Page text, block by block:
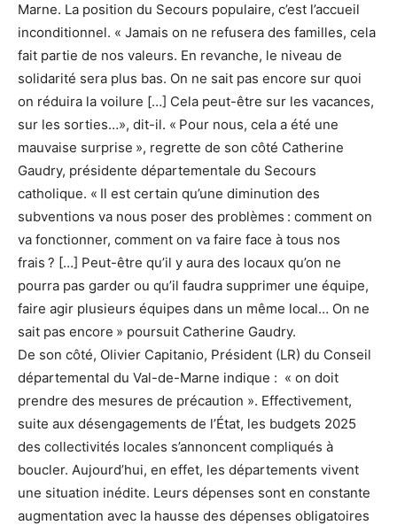
Marne. La position du Secours populaire, c’est l’accueil
inconditionnel. « Jamais on ne refusera des familles, cela
fait partie de nos valeurs. En revanche, le niveau de
solidarité sera plus bas. On ne sait pas encore sur quoi
on réduira la voilure […] Cela peut-être sur les vacances,
sur les sorties…», dit-il. « Pour nous, cela a été une
mauvaise surprise », regrette de son côté Catherine
Gaudry, présidente départementale du Secours
catholique. « Il est certain qu’une diminution des
subventions va nous poser des problèmes : comment on
va fonctionner, comment on va faire face à tous nos
frais ? […] Peut-être qu’il y aura des locaux qu’on ne
pourra pas garder ou qu’il faudra supprimer une équipe,
faire agir plusieurs équipes dans un même local… On ne
sait pas encore » poursuit Catherine Gaudry.
De son côté, Olivier Capitanio, Président (LR) du Conseil
départemental du Val-de-Marne indique : « on doit
prendre des mesures de précaution ». Effectivement,
suite aux désengagements de l’État, les budgets 2025
des collectivités locales s’annoncent compliqués à
boucler. Aujourd’hui, en effet, les départements vivent
une situation inédite. Leurs dépenses sont en constante
augmentation avec la hausse des dépenses obligatoires